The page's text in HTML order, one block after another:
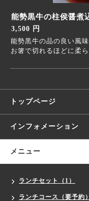
能勢黒牛の柱侯醤煮
3,500 円
能勢黒牛の品の良い風
お箸で切れるほどに柔
トップページ
インフォメーション
メニュー
ランチセット（1）
ランチコース（要予約